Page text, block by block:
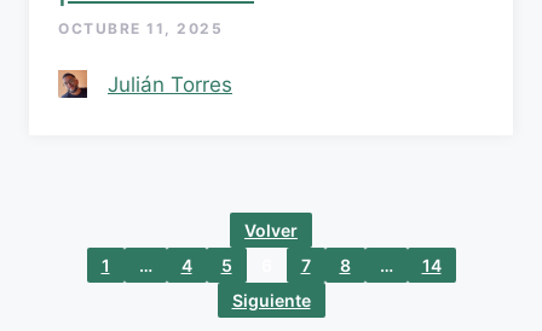
OCTUBRE 11, 2025
Julián Torres
Volver
1
… 4 5 7 8 …
14
Siguiente